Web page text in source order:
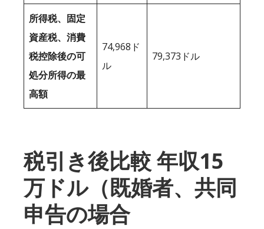
所得税、固定
資産税、消費
税控除後の可
処分所得の最
高額
74,968ド
ル
79,373ドル
税引き後比較 年収15
万ドル（既婚者、共同
申告の場合